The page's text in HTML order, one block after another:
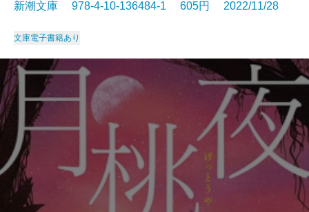
新潮文庫 978-4-10-136484-1 605円 2022/11/28
文庫電子書籍あり